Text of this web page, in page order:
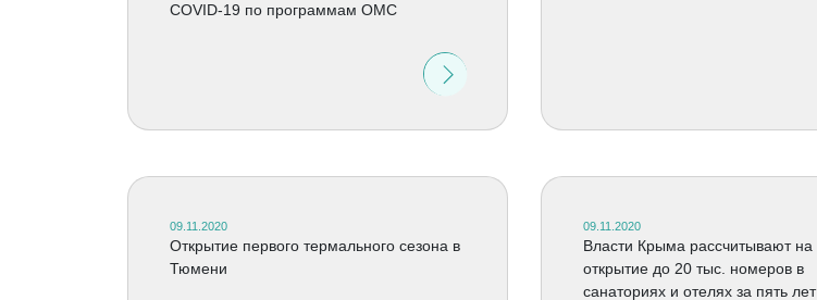
COVID-19 по программам ОМС
09.11.2020
Открытие первого термального сезона в
Тюмени
09.11.2020
Власти Крыма рассчитывают на
открытие до 20 тыс. номеров в
санаториях и отелях за пять лет